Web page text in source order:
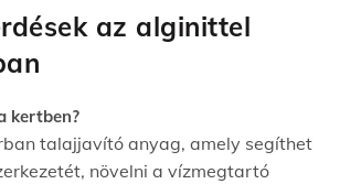
az alginittel
kertben?
talajjavító anyag, amely segíthet
növelni a vízmegtartó